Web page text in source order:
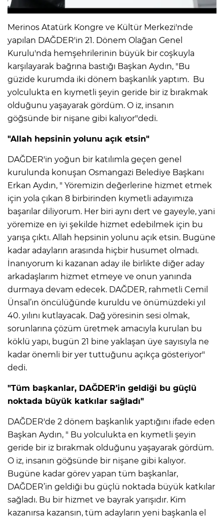
Merinos Atatürk Kongre ve Kültür Merkezi'nde
yapılan DAĞDER'in 21. Dönem Olağan Genel
Kurulu'nda hemşehrilerinin büyük bir coşkuyla
karşılayarak bağrına bastığı Başkan Aydın, "Bu
güzide kurumda iki dönem başkanlık yaptım. Bu
yolculukta en kıymetli şeyin geride bir iz bırakmak
olduğunu yaşayarak gördüm. O iz, insanın
göğsünde bir nişane gibi kalıyor"dedi.
"Allah hepsinin yolunu açık etsin"
DAĞDER'in yoğun bir katılımla geçen genel
kurulunda konuşan Osmangazi Belediye Başkanı
Erkan Aydın, " Yöremizin değerlerine hizmet etmek
için yola çıkan 8 birbirinden kıymetli adayımıza
başarılar diliyorum. Her biri aynı dert ve gayeyle, yani
yöremize en iyi şekilde hizmet edebilmek için bu
yarışa çıktı. Allah hepsinin yolunu açık etsin. Bugüne
kadar adayların arasında hiçbir husumet olmadı.
İnanıyorum ki kazanan aday ile birlikte diğer aday
arkadaşlarım hizmet etmeye ve onun yanında
durmaya devam edecek. DAĞDER, rahmetli Cemil
Ünsal’ın öncülüğünde kuruldu ve önümüzdeki yıl
40. yılını kutlayacak. Dağ yöresinin sesi olmak,
sorunlarına çözüm üretmek amacıyla kurulan bu
köklü yapı, bugün 21 bine yaklaşan üye sayısıyla ne
kadar önemli bir yer tuttuğunu açıkça gösteriyor"
dedi.
"Tüm başkanlar, DAĞDER’in geldiği bu güçlü
noktada büyük katkılar sağladı"
DAĞDER'de 2 dönem başkanlık yaptığını ifade eden
Başkan Aydın, " Bu yolculukta en kıymetli şeyin
geride bir iz bırakmak olduğunu yaşayarak gördüm.
O iz, insanın göğsünde bir nişane gibi kalıyor.
Bugüne kadar görev yapan tüm başkanlar,
DAĞDER’in geldiği bu güçlü noktada büyük katkılar
sağladı. Bu bir hizmet ve bayrak yarışıdır. Kim
kazanırsa kazansın, tüm adayların yeni başkanla el